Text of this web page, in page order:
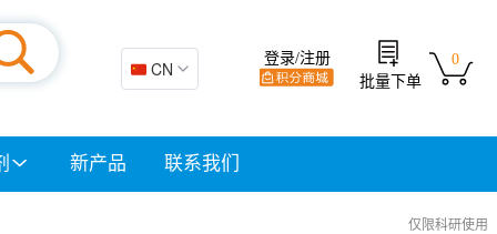
🇨🇳 CN
0
批量下单
登录/注册
新产品 联系我们
仅限科研使用